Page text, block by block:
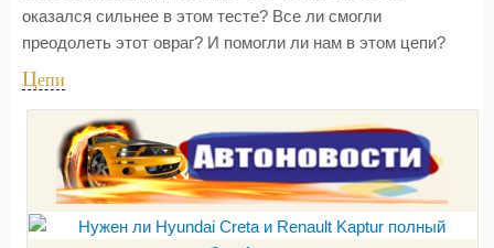
оказался сильнее в этом тесте? Все ли смогли
преодолеть этот овраг? И помогли ли нам в этом цепи?
Цепи